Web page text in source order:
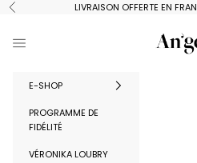
Passer au contenu
Précédent LIVRAISON OFFERTE EN
Ange
Menu
E-SHOP
PROGRAMME DE
FIDÉLITÉ
VÉRONIKA LOUBRY